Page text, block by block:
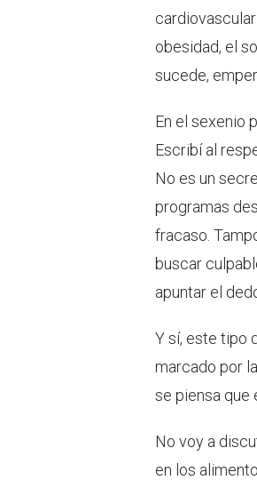
obesidad, el
sucede,
En el sexenio
Escribí al
No es un
programas
fracaso.
buscar
apuntar el
Y sí, este tipo
marcado por
se piensa que
No voy a
en los